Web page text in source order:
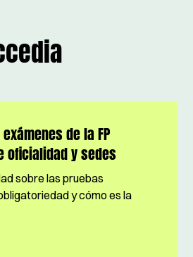
de la FP
oficialidad y sedes
sobre las pruebas
y cómo es la